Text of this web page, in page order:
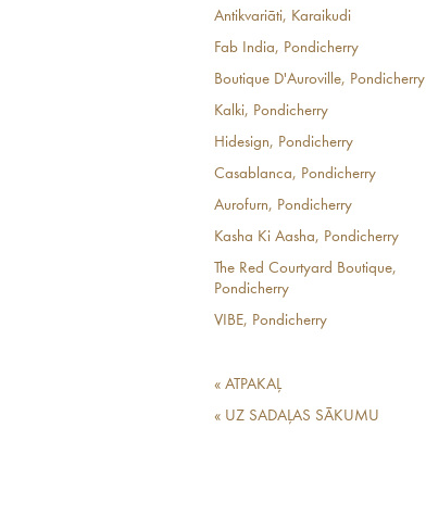
Antikvariāti, Karaikudi
Fab India, Pondicherry
Boutique D'Auroville, Pondicherry
Kalki, Pondicherry
Hidesign, Pondicherry
Casablanca, Pondicherry
Aurofurn, Pondicherry
Kasha Ki Aasha, Pondicherry
The Red Courtyard Boutique,
Pondicherry
VIBE, Pondicherry
« ATPAKAĻ
« UZ SADAĻAS SĀKUMU